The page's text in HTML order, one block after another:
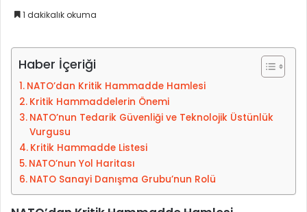
i
p
e
d
o
s
t
1 dakikalık okuma
Haber İçeriği
NATO’dan Kritik Hammadde Hamlesi
Kritik Hammaddelerin Önemi
NATO’nun Tedarik Güvenliği ve Teknolojik Üstünlük
Vurgusu
Kritik Hammadde Listesi
NATO’nun Yol Haritası
NATO Sanayi Danışma Grubu’nun Rolü